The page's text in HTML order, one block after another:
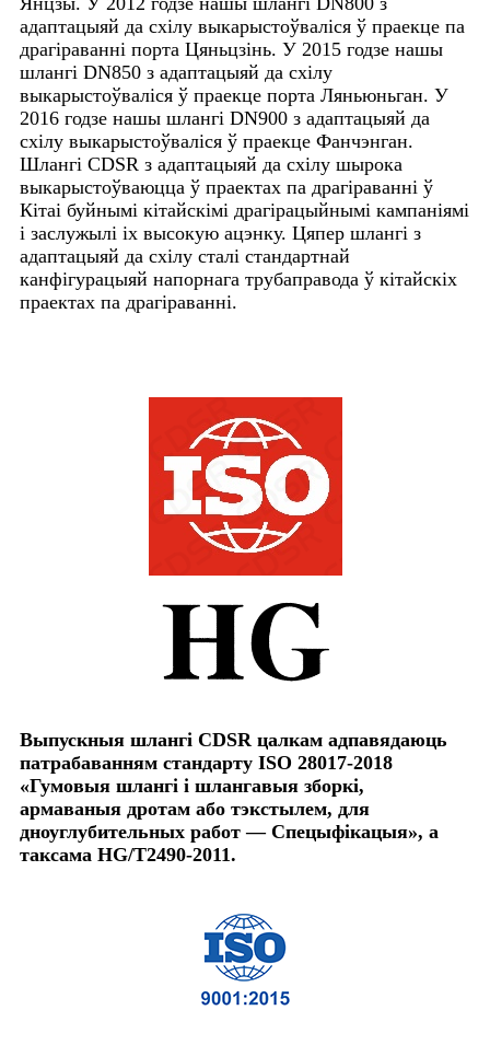
адаптацыяй да схілу выкарыстоўваліся ў праекце па
драгіраванні порта Цяньцзінь. У 2015 годзе нашы
шлангі DN850 з адаптацыяй да схілу
выкарыстоўваліся ў праекце порта Ляньюньган. У
2016 годзе нашы шлангі DN900 з адаптацыяй да
схілу выкарыстоўваліся ў праекце Фанчэнган.
Шлангі CDSR з адаптацыяй да схілу шырока
выкарыстоўваюцца ў праектах па драгіраванні ў
Кітаі буйнымі кітайскімі драгірацыйнымі кампаніямі
і заслужылі іх высокую ацэнку. Цяпер шлангі з
адаптацыяй да схілу сталі стандартнай
канфігурацыяй напорнага трубаправода ў кітайскіх
праектах па драгіраванні.
Выпускныя шлангі CDSR цалкам адпавядаюць
патрабаванням стандарту ISO 28017-2018
«Гумовыя шлангі і шлангавыя зборкі,
армаваныя дротам або тэкстылем, для
дноуглубительных работ — Спецыфікацыя», а
таксама HG/T2490-2011.